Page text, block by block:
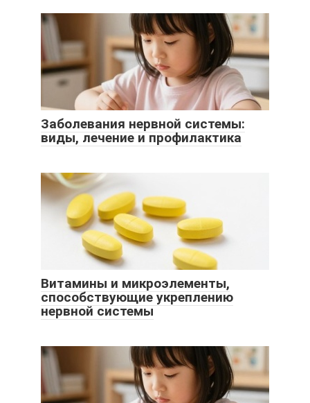
Заболевания нервной системы:
виды, лечение и профилактика
Витамины и микроэлементы,
способствующие укреплению
нервной системы